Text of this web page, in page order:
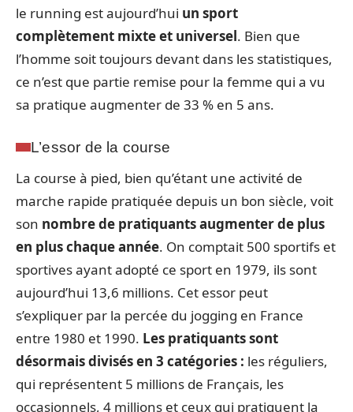
le running est aujourd’hui un sport
complètement mixte et universel. Bien que
l’homme soit toujours devant dans les statistiques,
ce n’est que partie remise pour la femme qui a vu
sa pratique augmenter de 33 % en 5 ans.
L’essor de la course
La course à pied, bien qu’étant une activité de
marche rapide pratiquée depuis un bon siècle, voit
son nombre de pratiquants augmenter de plus
en plus chaque année. On comptait 500 sportifs et
sportives ayant adopté ce sport en 1979, ils sont
aujourd’hui 13,6 millions. Cet essor peut
s’expliquer par la percée du jogging en France
entre 1980 et 1990. Les pratiquants sont
désormais divisés en 3 catégories : les réguliers,
qui représentent 5 millions de Français, les
occasionnels, 4 millions et ceux qui pratiquent la